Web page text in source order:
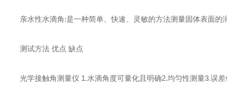
亲水性水滴角:是一种简单、快速、灵敏的方法测量固体表面
测试方法 优点 缺点
光学接触角测量仪 1.水滴角度可量化且明确2.均匀性测量3.误